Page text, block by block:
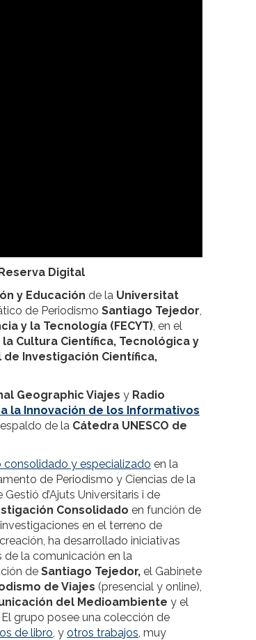
Digital
y Educación de la Universitat
de Periodismo Santiago Tejedor,
y la Tecnología (FECYT), en el
Cultura Científica, Tecnológica y
de Investigación Científica,
Geographic Viajes y Radio
la Innovación de los Informativos
de la Cátedra UNESCO de
consolidado y especializado en la
de Periodismo y Ciencias de la
d’Ajuts Universitaris i de
Consolidado en función de
en el terreno de
ha desarrollado iniciativas
de la comunicación en la
de Santiago Tejedor, el Gabinete
de Viajes (presencial y online),
del Medioambiente y el
El grupo posee una colección de
de libro, y otros trabajos, muy